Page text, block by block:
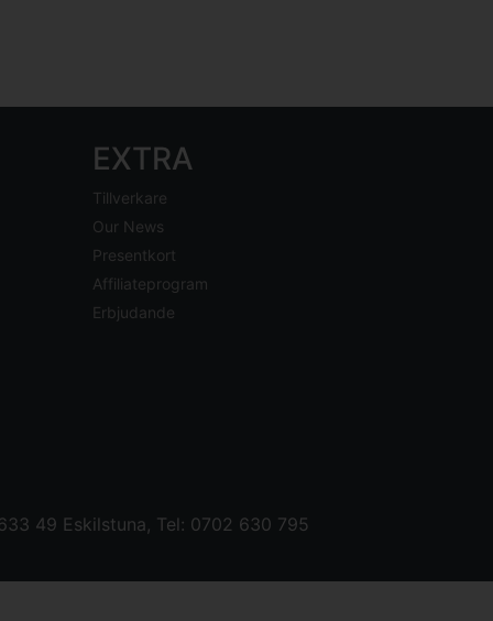
EXTRA
Tillverkare
Our News
Presentkort
Affiliateprogram
Erbjudande
49 Eskilstuna, Tel: 0702 630 795